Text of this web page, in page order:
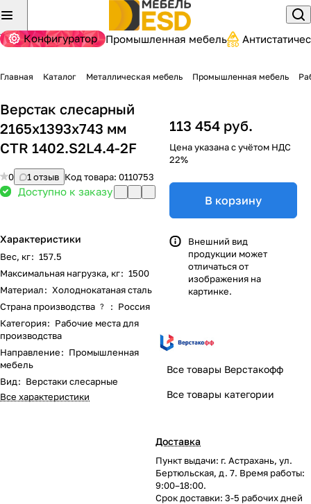
Конфигуратор Промышленная мебель
Главная Каталог Металлическая мебель Промышленная мебель
Верстак слесарный
2165x1393x743 мм
CTR 1402.S2L4.4-2F
0 1 отзыв Код товара: 0110753
Доступно к заказу
Характеристики
Вес, кг: 157.5
Максимальная нагрузка, кг: 1500
Материал: Холоднокатаная сталь
Страна производства ? : Россия
Категория: Рабочие места для
производства
Направление: Промышленная
мебель
Вид: Верстаки слесарные
Все характеристики
113 454 руб.
Цена указана с учётом НДС
22%
В корзину
Внешний вид
продукции может
отличаться от
изображения на
картинке.
Все товары Верстакофф
Все товары категории
Доставка
Пункт выдачи: г. Астрахань, ул.
Бертюльская, д. 7. Время работы:
9:00–18:00.
Срок доставки: 3-5 рабочих дней